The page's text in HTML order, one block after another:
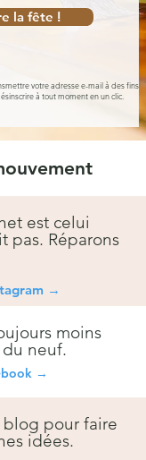
la fête !
votre adresse e-mail à des fins
à tout moment en un clic.
est celui
pas. Réparons
m →
moins
neuf.
→
pour faire
idées.